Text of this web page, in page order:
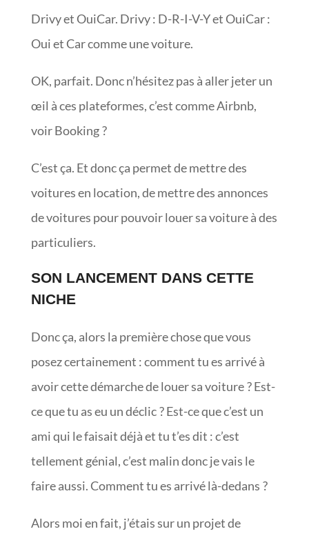
Drivy et OuiCar. Drivy : D-R-I-V-Y et OuiCar :
Oui et Car comme une voiture.
OK, parfait. Donc n’hésitez pas à aller jeter un
œil à ces plateformes, c’est comme Airbnb,
voir Booking ?
C’est ça. Et donc ça permet de mettre des
voitures en location, de mettre des annonces
de voitures pour pouvoir louer sa voiture à des
particuliers.
SON LANCEMENT DANS CETTE
NICHE
Donc ça, alors la première chose que vous
posez certainement : comment tu es arrivé à
avoir cette démarche de louer sa voiture ? Est-
ce que tu as eu un déclic ? Est-ce que c’est un
ami qui le faisait déjà et tu t’es dit : c’est
tellement génial, c’est malin donc je vais le
faire aussi. Comment tu es arrivé là-dedans ?
Alors moi en fait, j’étais sur un projet de